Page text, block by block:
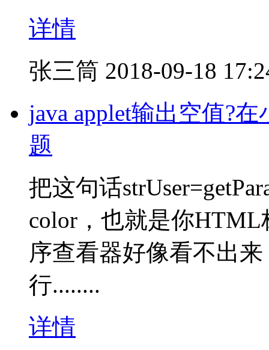
详情
张三筒 2018-09-18
java applet输出空值?
题
把这句话
color，也就是你HTML
序查看器好像看不出
行........
详情